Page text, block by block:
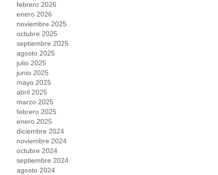
febrero 2026
enero 2026
noviembre 2025
octubre 2025
septiembre 2025
agosto 2025
julio 2025
junio 2025
mayo 2025
abril 2025
marzo 2025
febrero 2025
enero 2025
diciembre 2024
noviembre 2024
octubre 2024
septiembre 2024
agosto 2024